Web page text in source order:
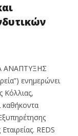
ΑΝΑΠΤΥΞΗΣ
ενημερώνει
Κόλλιας,
καθήκοντα
REDS